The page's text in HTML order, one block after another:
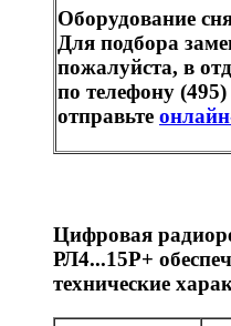
Оборудование
Для подбора
пожалуйста, в
по телефону
отправьте
Цифровая
РЛ4...15Р+
технические